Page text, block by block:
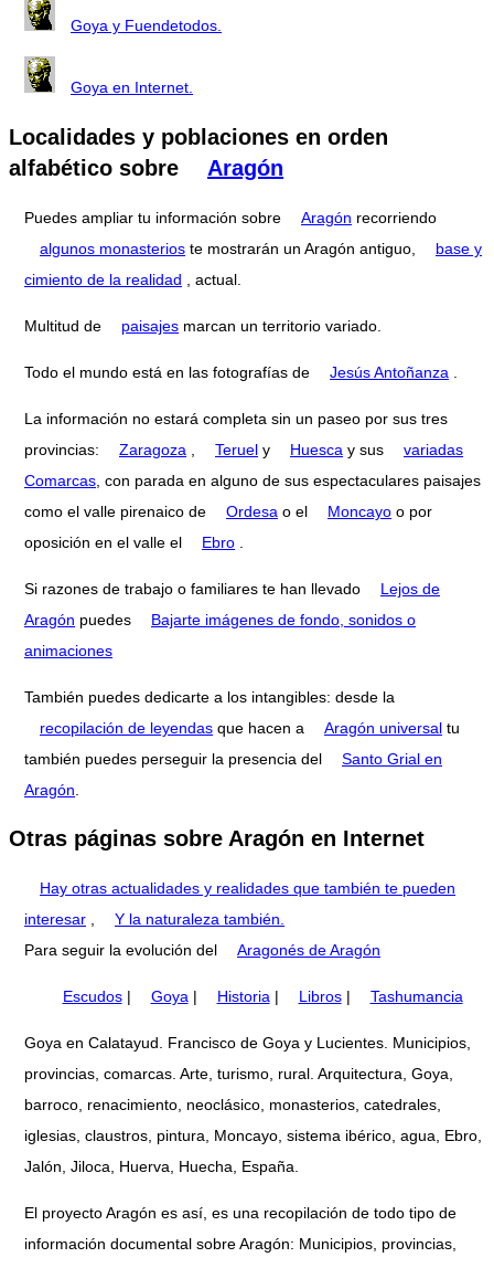
Goya y Fuendetodos.
Goya en Internet.
Localidades y poblaciones en orden
alfabético sobre
Aragón
Puedes ampliar tu información sobre Aragón recorriendo
algunos monasterios te mostrarán un Aragón antiguo,
base y
cimiento de la realidad , actual.
Multitud de paisajes marcan un territorio variado.
Todo el mundo está en las fotografías de Jesús Antoñanza
La información no estará completa sin un paseo por sus tres
provincias:
Zaragoza Teruel y Huesca y sus
variadas
Comarcas , con parada en alguno de sus espectaculares paisajes
como el valle pirenaico de
Ordesa o el Moncayo o por
oposición en el valle el
Ebro
Si razones de trabajo o familiares te han llevado
Lejos de
Aragón puedes
Bajarte imágenes de fondo, sonidos o
animaciones
También puedes dedicarte a los intangibles: desde la
recopilación de leyendas que hacen a Aragón universal tu
también puedes perseguir la presencia del
Santo Grial en
Aragón
Otras páginas sobre Aragón en Internet
Hay otras actualidades y realidades que también te pueden
interesar
Y la naturaleza también.
Para seguir la evolución del
Aragonés de Aragón
Escudos| Goya | Historia | Libros| Tashumancia
Goya en Calatayud. Francisco de Goya y Lucientes. Municipios,
provincias, comarcas. Arte, turismo, rural. Arquitectura, Goya,
barroco, renacimiento, neoclásico, monasterios, catedrales,
iglesias, claustros, pintura, Moncayo, sistema ibérico, agua, Ebro,
Jalón, Jiloca, Huerva, Huecha, España.
El proyecto Aragón es así, es una recopilación de todo tipo de
información documental sobre Aragón: Municipios, provincias,